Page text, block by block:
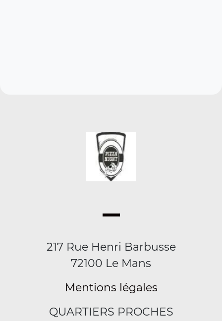
217 Rue Henri Barbusse
72100 Le Mans
Mentions légales
QUARTIERS PROCHES